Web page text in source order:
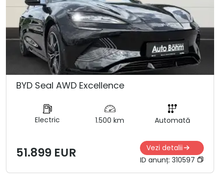
BYD Seal AWD Excellence
Electric 1.500 km Automată
51.899 EUR
Vezi detalii
ID anunț: 310597